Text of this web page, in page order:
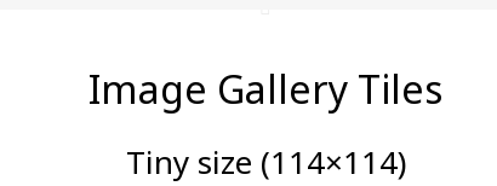
Image Gallery Tiles
Tiny size (114×114)